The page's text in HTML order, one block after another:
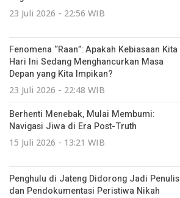
23 Juli 2026 - 22:56 WIB
Fenomena “Raan”: Apakah Kebiasaan Kita
Hari Ini Sedang Menghancurkan Masa
Depan yang Kita Impikan?
23 Juli 2026 - 22:48 WIB
Berhenti Menebak, Mulai Membumi:
Navigasi Jiwa di Era Post-Truth
15 Juli 2026 - 13:21 WIB
Penghulu di Jateng Didorong Jadi Penulis
dan Pendokumentasi Peristiwa Nikah